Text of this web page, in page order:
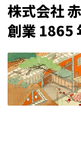
株式会社
創業 1865